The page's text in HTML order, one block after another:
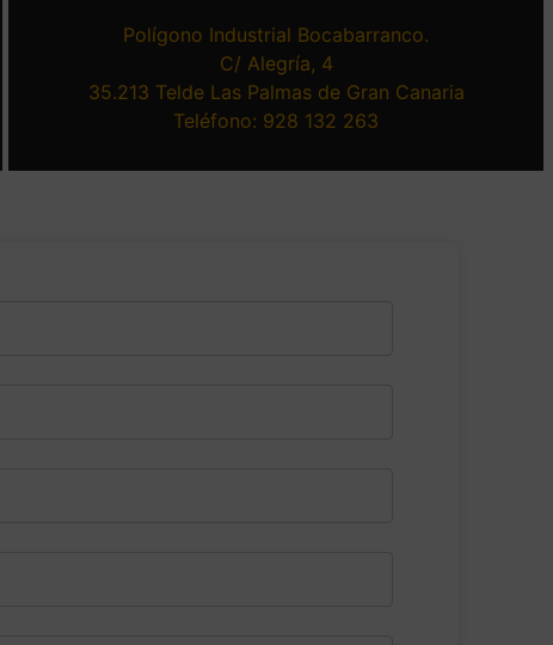
Polígono Industrial Bocabarranco.
C/ Alegría, 4
35.213 Telde Las Palmas de Gran Canaria
Teléfono: 928 132 263